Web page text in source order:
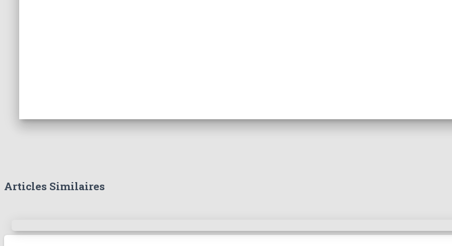
Articles Similaires